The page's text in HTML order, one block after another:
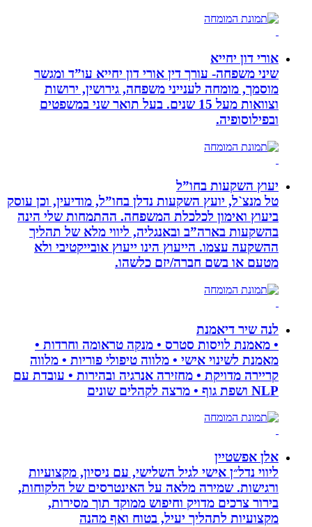
אורי דון יחייא
שיני משפחה- עורך דין אורי דון יחייא עו”ד ומגשר
מוסמך, מומחה לענייני משפחה, גירושין, ירושות
וצוואות מעל 15 שנים. בעל תואר שני במשפטים
ובפילוסופיה.
יעוץ השקעות בחו”ל
טל מנצ`ל, יועץ השקעות נדלן בחו”ל, מודיעין, וכן עוסק
ביעוץ ואימון לכלכלת המשפחה. ההתמחות שלי הינה
בהשקעות בארה”ב ובאנגליה, ליווי מלא של תהליך
ההשקעה עצמו. הייעוץ הינו ייעוץ אובייקטיבי ולא
מטעם או בשם חברה/יזם כלשהו.
לנה שיר דיאמנת
• מאמנת לויסות סטרס • מנקה טראומה וחרדות •
מאמנת לשינוי אישי • מלווה טיפולי פוריות • מלווה
קריירה מדויקת • מחזירה אנרגיה ובהירות • עובדת עם
NLP ושפת גוף • מרצה לקהלים שונים
אלן אפשטיין
ליווי נדל״ן אישי לגיל השלישי, עם ניסיון, מקצועיות
ורגישות. שמירה מלאה על האינטרסים של הלקוחות,
בירור צרכים מדויק וחיפוש ממוקד תוך מסירות,
מקצועיות לתהליך יעיל, בטוח ואף מהנה